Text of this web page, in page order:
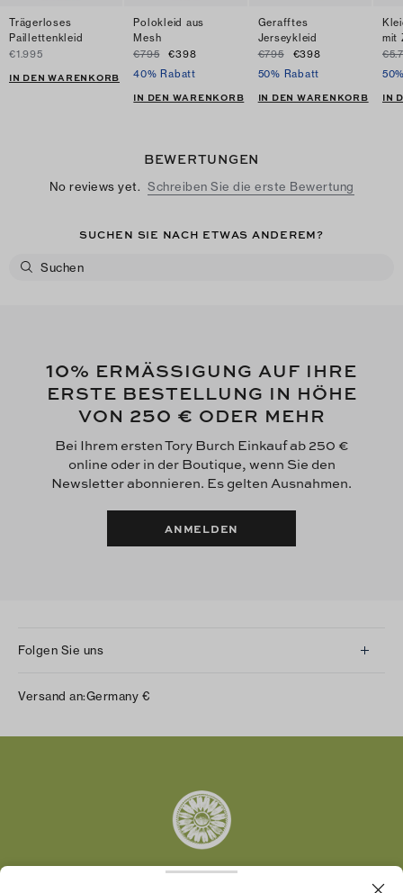
Trägerloses
Paillettenkleid
€1.995
IN DEN WARENKORB
Polokleid aus
Mesh
€795
€398
40% Rabatt
IN DEN WARENKORB
Gerafftes
Jerseykleid
€795
€398
50% Rabatt
IN DEN WARENKORB
mit
IN
BEWERTUNGEN
No reviews yet. Schreiben Sie die erste Bewertung
SUCHEN SIE NACH ETWAS ANDEREM?
10% ERMÄSSIGUNG AUF IHRE
ERSTE BESTELLUNG IN HÖHE
VON 250 € ODER MEHR
Bei Ihrem ersten Tory Burch Einkauf ab 250 €
online oder in der Boutique, wenn Sie den
Newsletter abonnieren. Es gelten Ausnahmen.
ANMELDEN
Folgen Sie uns
Twitter
Versand an:Germany €